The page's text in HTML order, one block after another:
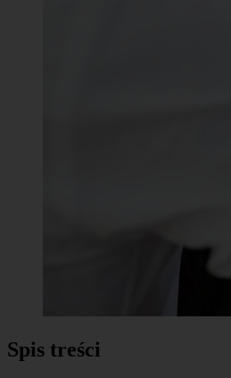
Spis treści